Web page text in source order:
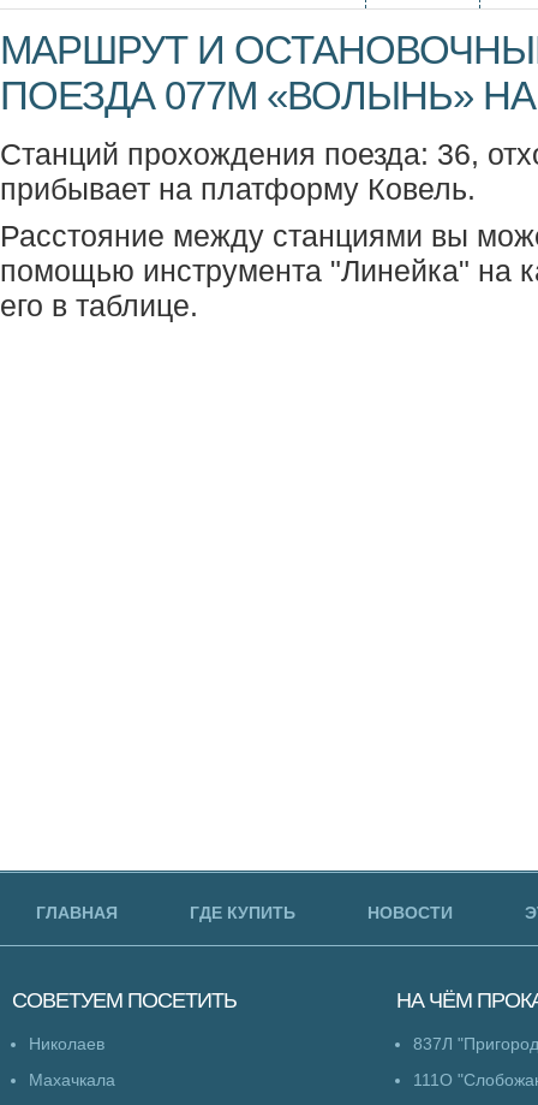
МАРШРУТ И
ПОЕЗДА 077М «ВОЛЫНЬ»
Станций прохождения поезда: 36,
прибывает на платформу Ковель.
Расстояние между станциями вы
помощью инструмента "Линейка" на
его в таблице.
ГЛАВНАЯ ГДЕ КУПИТЬ НОВОСТИ
СОВЕТУЕМ ПОСЕТИТЬ
Николаев
Махачкала
НА ЧЁМ
837Л
111О